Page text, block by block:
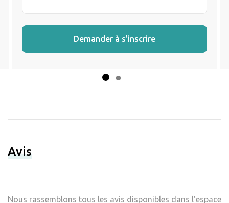
Demander à s'inscrire
Avis
Nous rassemblons tous les avis disponibles dans l'espace